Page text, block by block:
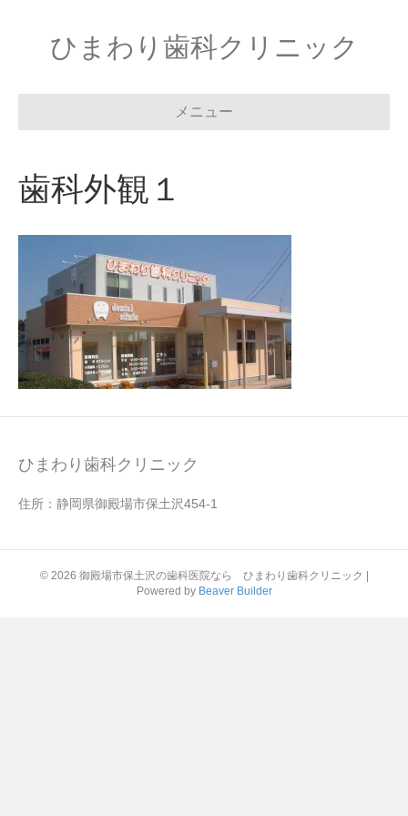
ひまわり歯科クリニック
メニュー
歯科外観１
ひまわり歯科クリニック
住所：静岡県御殿場市保土沢454-1
© 2026 御殿場市保土沢の歯科医院なら ひまわり歯科クリニック
Powered by Beaver Builder